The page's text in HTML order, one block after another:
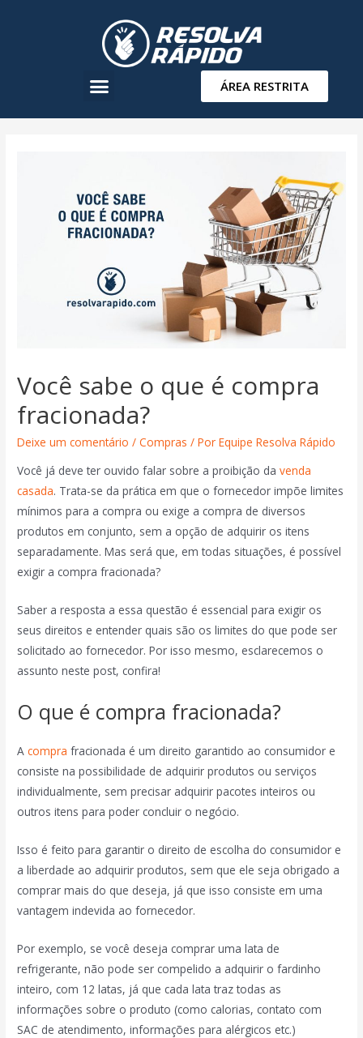
ÁREA RESTRITA
Você sabe o que é compra
fracionada?
Deixe um comentário /Compras / PorEquipe Resolva Rápido
Você já deve ter ouvido falar sobre a proibição davenda
casada. Trata-se da prática em que o fornecedor impõe limites
mínimos para a compra ou exige a compra de diversos
produtos em conjunto, sem a opção de adquirir os itens
separadamente. Mas será que, em todas situações, é possível
exigir a compra fracionada?
Saber a resposta a essa questão é essencial para exigir os
seus direitos e entender quais são os limites do que pode ser
solicitado ao fornecedor. Por isso mesmo, esclarecemos o
assunto neste post, confira!
O que é compra fracionada?
Acompra fracionada é um direito garantido ao consumidor e
consiste na possibilidade de adquirir produtos ou serviços
individualmente, sem precisar adquirir pacotes inteiros ou
outros itens para poder concluir o negócio.
Isso é feito para garantir o direito de escolha do consumidor e
a liberdade ao adquirir produtos, sem que ele seja obrigado a
comprar mais do que deseja, já que isso consiste em uma
vantagem indevida ao fornecedor.
Por exemplo, se você deseja comprar uma lata de
refrigerante, não pode ser compelido a adquirir o fardinho
inteiro, com 12 latas, já que cada lata traz todas as
informações sobre o produto (como calorias, contato com
SAC de atendimento, informações para alérgicos etc.)